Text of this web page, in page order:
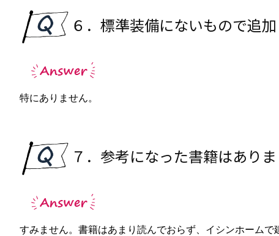
６．標準装備にないもので追
特にありません。
７．参考になった書籍はあり
すみません。書籍はあまり読んでおらず、イシンホームで